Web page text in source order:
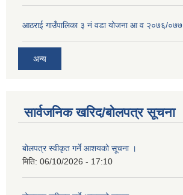
आठराई गाउँपालिका ३ नं वडा योजना आ व २०७६/०७७
अन्य
सार्वजनिक खरिद/बोलपत्र सूचना
बोलपत्र स्वीकृत गर्ने आशयको सूचना ।
मिति: 06/10/2026 - 17:10